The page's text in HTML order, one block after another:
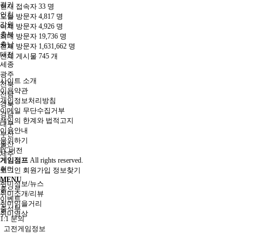
경기
인천
강원
충북
충남
대전
세종
광주
전북
전남
경북
경남
대구
부산
울산
제주
취미
취미정보/뉴스
취미소개/리뷰
취미읽을거리
취미영상
현재 접속자 33 명
오늘 방문자 4,817 명
어제 방문자 4,926 명
최대 방문자 19,736 명
전체 방문자 1,631,662 명
전체 게시물 745 개
사이트 소개
이용약관
개인정보처리방침
이메일 무단수집거부
책임의 한계와 법적고지
이용안내
문의하기
PC버전
게임점프 All rights reserved.
로그인 회원가입 정보찾기
MENU
홈으로
이벤트
출석부
1:1 문의
고전게임정보